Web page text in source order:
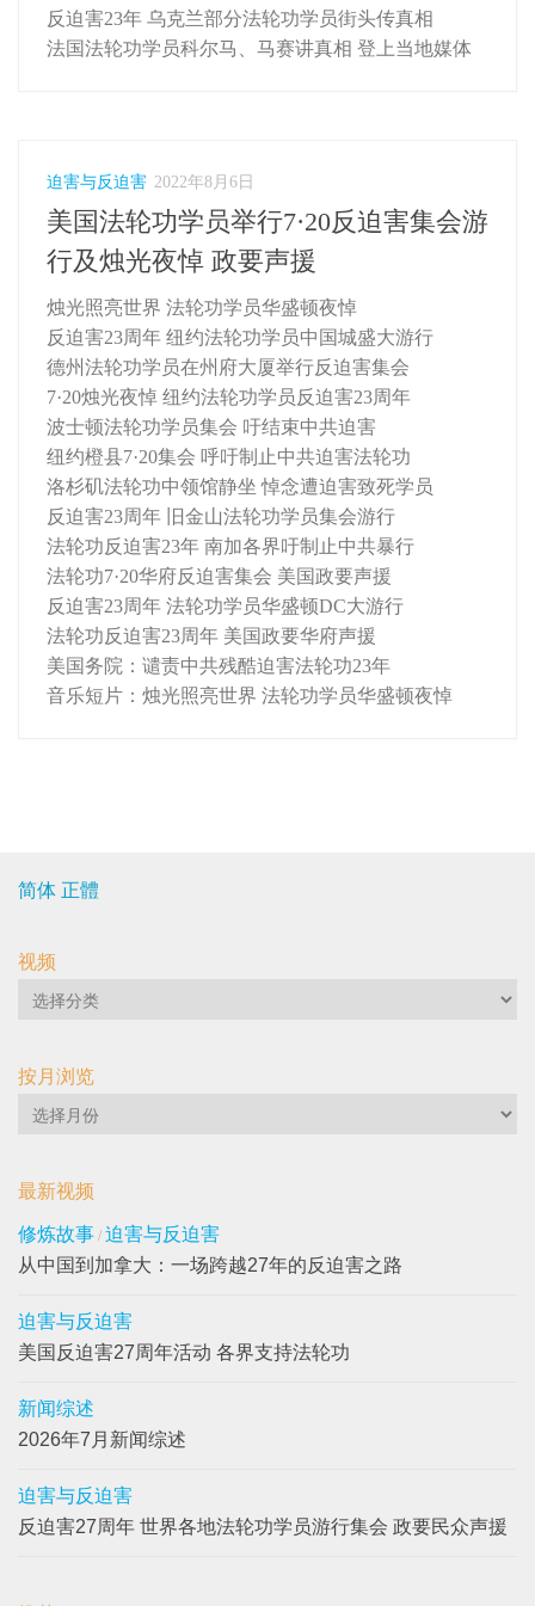
反迫害23年 乌克兰部分法轮功学员街头传真相
法国法轮功学员科尔马、马赛讲真相 登上当地媒体
迫害与反迫害 2022年8月6日
美国法轮功学员举行7·20反迫害集会游
行及烛光夜悼 政要声援
烛光照亮世界 法轮功学员华盛顿夜悼
反迫害23周年 纽约法轮功学员中国城盛大游行
德州法轮功学员在州府大厦举行反迫害集会
7·20烛光夜悼 纽约法轮功学员反迫害23周年
波士顿法轮功学员集会 吁结束中共迫害
纽约橙县7·20集会 呼吁制止中共迫害法轮功
洛杉矶法轮功中领馆静坐 悼念遭迫害致死学员
反迫害23周年 旧金山法轮功学员集会游行
法轮功反迫害23年 南加各界吁制止中共暴行
法轮功7·20华府反迫害集会 美国政要声援
反迫害23周年 法轮功学员华盛顿DC大游行
法轮功反迫害23周年 美国政要华府声援
美国务院：谴责中共残酷迫害法轮功23年
音乐短片：烛光照亮世界 法轮功学员华盛顿夜悼
简体 正體
视频
视
按月浏览
按
览
最新视频
修炼故事 / 迫害与反迫害
从中国到加拿大：一场跨越27年的反迫害之路
迫害与反迫害
美国反迫害27周年活动 各界支持法轮功
新闻综述
2026年7月新闻综述
迫害与反迫害
反迫害27周年 世界各地法轮功学员游行集会 政要民众声援